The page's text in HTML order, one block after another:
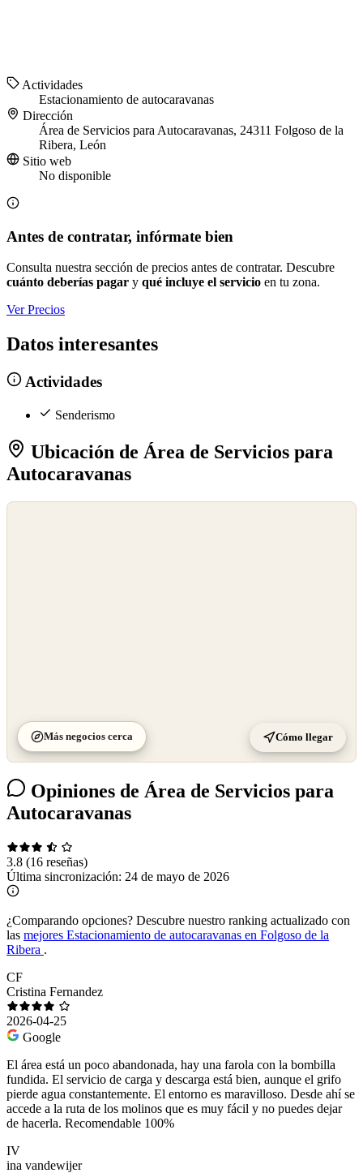
Actividades
Estacionamiento de autocaravanas
Dirección
Área de Servicios para Autocaravanas, 24311 Folgoso de la
Ribera, León
Sitio web
No disponible
Antes de contratar, infórmate bien
Consulta nuestra sección de precios antes de contratar. Descubre
cuánto deberías pagar y qué incluye el servicio en tu zona.
Ver Precios
Datos interesantes
Actividades
Senderismo
Ubicación de Área de Servicios para
Autocaravanas
Más negocios cerca Cómo llegar
Opiniones de Área de Servicios para
Autocaravanas
3.8 (16 reseñas)
Última sincronización: 24 de mayo de 2026
¿Comparando opciones? Descubre nuestro ranking actualizado con
las mejores Estacionamiento de autocaravanas en Folgoso de la
Ribera .
CF
Cristina Fernandez
2026-04-25
Google
El área está un poco abandonada, hay una farola con la bombilla
fundida. El servicio de carga y descarga está bien, aunque el grifo
pierde agua constantemente. El entorno es maravilloso. Desde ahí se
accede a la ruta de los molinos que es muy fácil y no puedes dejar
de hacerla. Recomendable 100%
IV
ina vandewijer